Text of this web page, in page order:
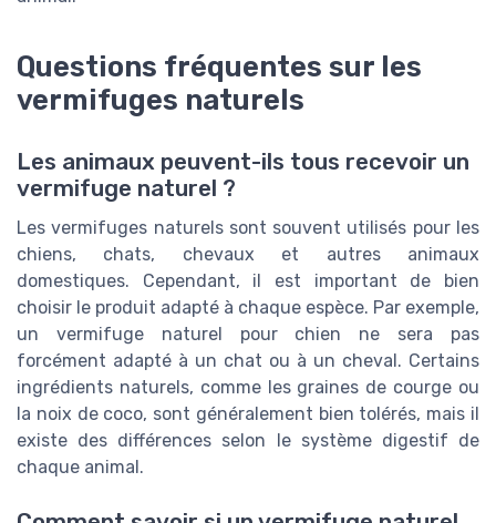
Questions fréquentes sur les
vermifuges naturels
Les animaux peuvent-ils tous recevoir un
vermifuge naturel ?
Les vermifuges naturels sont souvent utilisés pour les
chiens, chats, chevaux et autres animaux
domestiques. Cependant, il est important de bien
choisir le produit adapté à chaque espèce. Par exemple,
un vermifuge naturel pour chien ne sera pas
forcément adapté à un chat ou à un cheval. Certains
ingrédients naturels, comme les graines de courge ou
la noix de coco, sont généralement bien tolérés, mais il
existe des différences selon le système digestif de
chaque animal.